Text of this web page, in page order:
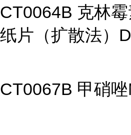
CT0064B 克林
纸片（扩散法）
CT0067B 甲硝